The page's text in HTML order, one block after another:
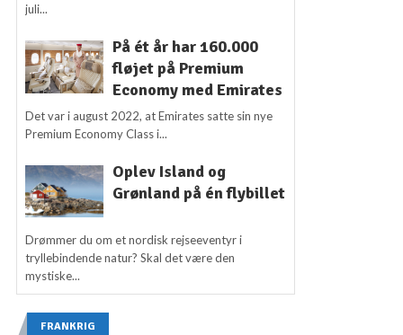
juli...
På ét år har 160.000
fløjet på Premium
Economy med Emirates
Det var i august 2022, at Emirates satte sin nye
Premium Economy Class i...
Oplev Island og
Grønland på én flybillet
Drømmer du om et nordisk rejseeventyr i
tryllebindende natur? Skal det være den
mystiske...
FRANKRIG